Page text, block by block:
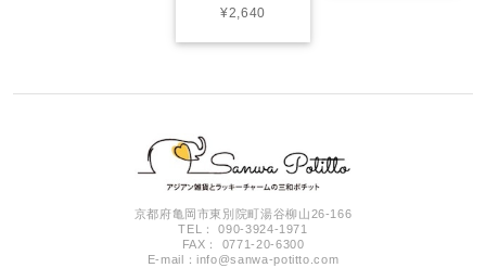
¥2,640
京都府亀岡市東別院町湯谷柳山26-166
TEL： 090-3924-1971
FAX： 0771-20-6300
E-mail：info@sanwa-potitto.com